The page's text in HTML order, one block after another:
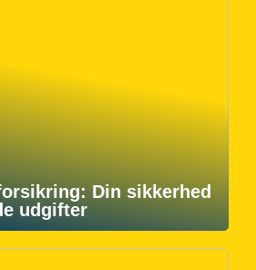
Din sikkerhed
udgifter